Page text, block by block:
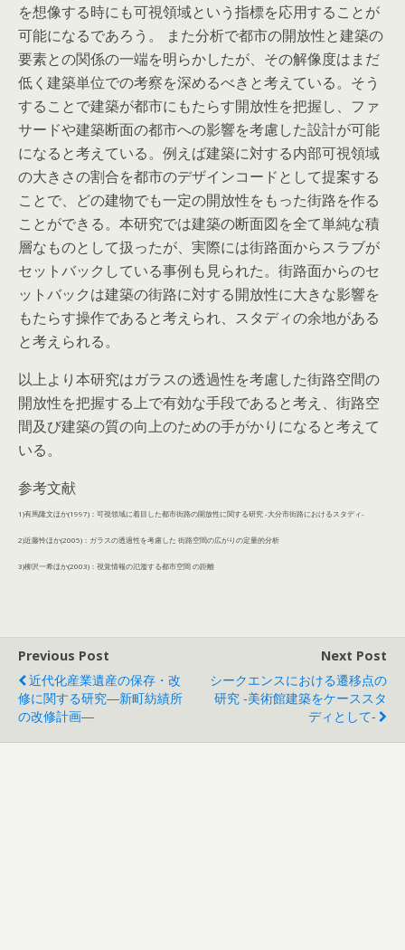
を想像する時にも可視領域という指標を応用することが
可能になるであろう。 また分析で都市の開放性と建築の
要素との関係の一端を明らかしたが、その解像度はまだ
低く建築単位での考察を深めるべきと考えている。そう
することで建築が都市にもたらす開放性を把握し、ファ
サードや建築断面の都市への影響を考慮した設計が可能
になると考えている。例えば建築に対する内部可視領域
の大きさの割合を都市のデザインコードとして提案する
ことで、どの建物でも一定の開放性をもった街路を作る
ことができる。本研究では建築の断面図を全て単純な積
層なものとして扱ったが、実際には街路面からスラブが
セットバックしている事例も見られた。街路面からのセ
ットバックは建築の街路に対する開放性に大きな影響を
もたらす操作であると考えられ、スタディの余地がある
と考えられる。
以上より本研究はガラスの透過性を考慮した街路空間の
開放性を把握する上で有効な手段であると考え、街路空
間及び建築の質の向上のための手がかりになると考えて
いる。
参考文献
1)有馬隆文ほか(1997)：可視領域に着目した都市街路の開放性に関する研究 -大分市街路におけるスタディ-
2)近藤怜ほか(2005)：ガラスの透過性を考慮した 街路空間の広がりの定量的分析
3)柳沢一希ほか(2003)：視覚情報の氾濫する都市空間 の距離
Previous Post
近代化産業遺産の保存・改
修に関する研究―新町紡績所
の改修計画―
Next Post
シークエンスにおける遷移点の
研究 ‐美術館建築をケーススタ
ディとして‐